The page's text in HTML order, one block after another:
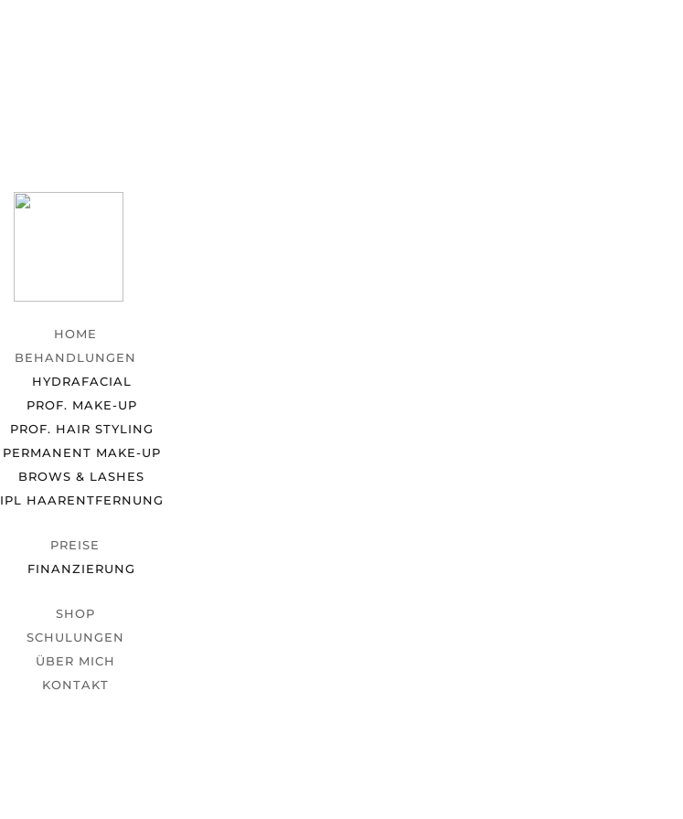
HOME
BEHANDLUNGEN
HYDRAFACIAL
PROF. MAKE-UP
PROF. HAIR STYLING
PERMANENT MAKE-UP
BROWS & LASHES
IPL HAARENTFERNUNG
PREISE
FINANZIERUNG
SHOP
SCHULUNGEN
ÜBER MICH
KONTAKT